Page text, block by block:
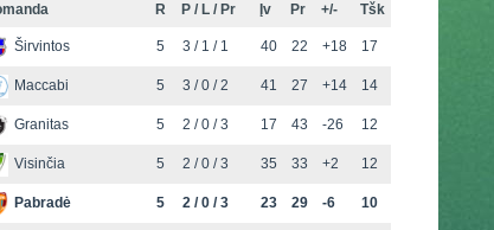
R P / L / Pr Įv Pr +/- Tšk
Širvintos 5 3 / 1 / 1 40 22 +18 17
Maccabi 5 3 / 0 / 2 41 27 +14 14
Granitas 5 2 / 0 / 3 17 43 -26 12
Visinčia 5 2 / 0 / 3 35 33 +2 12
Pabradė 5 2 / 0 / 3 23 29 -6 10